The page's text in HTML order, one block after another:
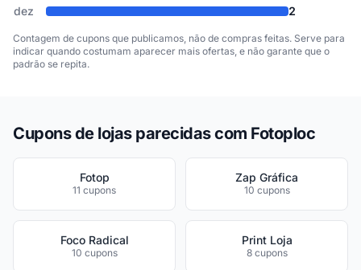
dez 2
Contagem de cupons que publicamos, não de compras feitas. Serve para
indicar quando costumam aparecer mais ofertas, e não garante que o
padrão se repita.
Cupons de lojas parecidas com Fotoploc
Fotop
11 cupons
Zap Gráfica
10 cupons
Foco Radical
10 cupons
Print Loja
8 cupons